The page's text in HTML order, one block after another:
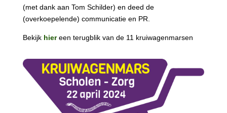
(met dank aan Tom Schilder) en deed de
(overkoepelende) communicatie en PR.
Bekijk hiereen terugblik van de 11 kruiwagenmarsen